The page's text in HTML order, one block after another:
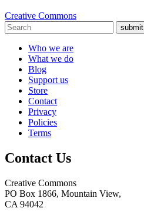
Creative Commons
submit
Who we are
What we do
Blog
Support us
Store
Contact
Privacy
Policies
Terms
Contact Us
Creative Commons
PO Box 1866, Mountain View,
CA 94042